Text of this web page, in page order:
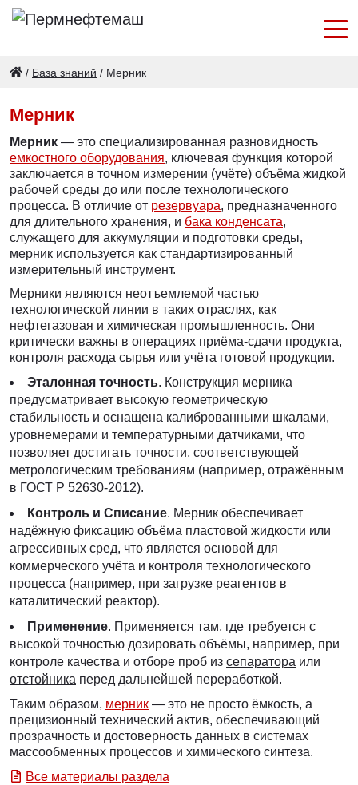
/ База знаний / Мерник
Мерник
Мерник — это специализированная разновидность
емкостного оборудования, ключевая функция которой
заключается в точном измерении (учёте) объёма жидкой
рабочей среды до или после технологического
процесса. В отличие от резервуара, предназначенного
для длительного хранения, и бака конденсата,
служащего для аккумуляции и подготовки среды,
мерник используется как стандартизированный
измерительный инструмент.
Мерники являются неотъемлемой частью
технологической линии в таких отраслях, как
нефтегазовая и химическая промышленность. Они
критически важны в операциях приёма-сдачи продукта,
контроля расхода сырья или учёта готовой продукции.
Эталонная точность. Конструкция мерника
предусматривает высокую геометрическую
стабильность и оснащена калиброванными шкалами,
уровнемерами и температурными датчиками, что
позволяет достигать точности, соответствующей
метрологическим требованиям (например, отражённым
в ГОСТ Р 52630-2012).
Контроль и Списание. Мерник обеспечивает
надёжную фиксацию объёма пластовой жидкости или
агрессивных сред, что является основой для
коммерческого учёта и контроля технологического
процесса (например, при загрузке реагентов в
каталитический реактор).
Применение. Применяется там, где требуется с
высокой точностью дозировать объёмы, например, при
контроле качества и отборе проб из сепаратора или
отстойника перед дальнейшей переработкой.
Таким образом, мерник — это не просто ёмкость, а
прецизионный технический актив, обеспечивающий
прозрачность и достоверность данных в системах
массообменных процессов и химического синтеза.
Все материалы раздела